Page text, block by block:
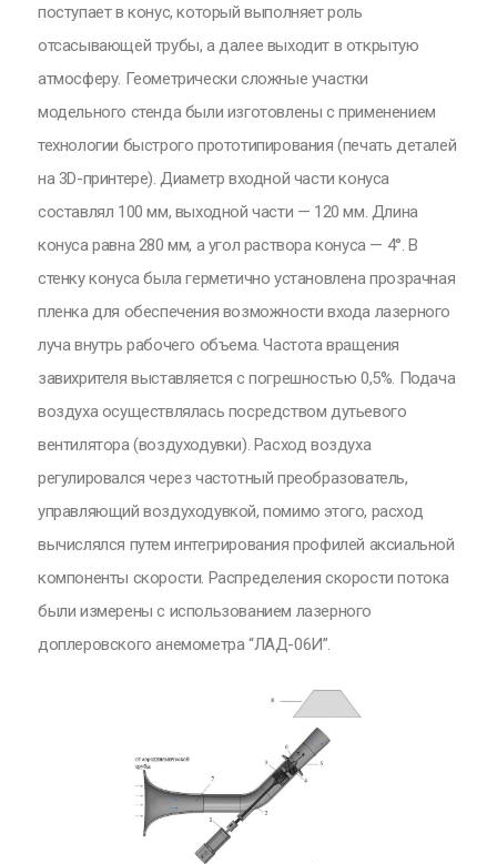
поступает в конус, который выполняет роль
отсасывающей трубы, а далее выходит в открытую
атмосферу. Геометрически сложные участки
модельного стенда были изготовлены с применением
технологии быстрого прототипирования (печать деталей
на 3D-принтере). Диаметр входной части конуса
составлял 100 мм, выходной части — 120 мм. Длина
конуса равна 280 мм, а угол раствора конуса — 4°. В
стенку конуса была герметично установлена прозрачная
пленка для обеспечения возможности входа лазерного
луча внутрь рабочего объема. Частота вращения
завихрителя выставляется с погрешностью 0,5%. Подача
воздуха осуществлялась посредством дутьевого
вентилятора (воздуходувки). Расход воздуха
регулировался через частотный преобразователь,
управляющий воздуходувкой, помимо этого, расход
вычислялся путем интегрирования профилей аксиальной
компоненты скорости. Распределения скорости потока
были измерены с использованием лазерного
доплеровского анемометра “ЛАД-06И”.